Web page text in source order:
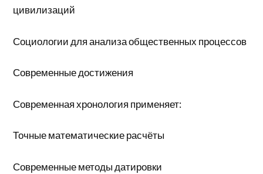
цивилизаций
Социологии для анализа общественных процессов
Современные достижения
Современная хронология применяет:
Точные математические расчёты
Современные методы датировки